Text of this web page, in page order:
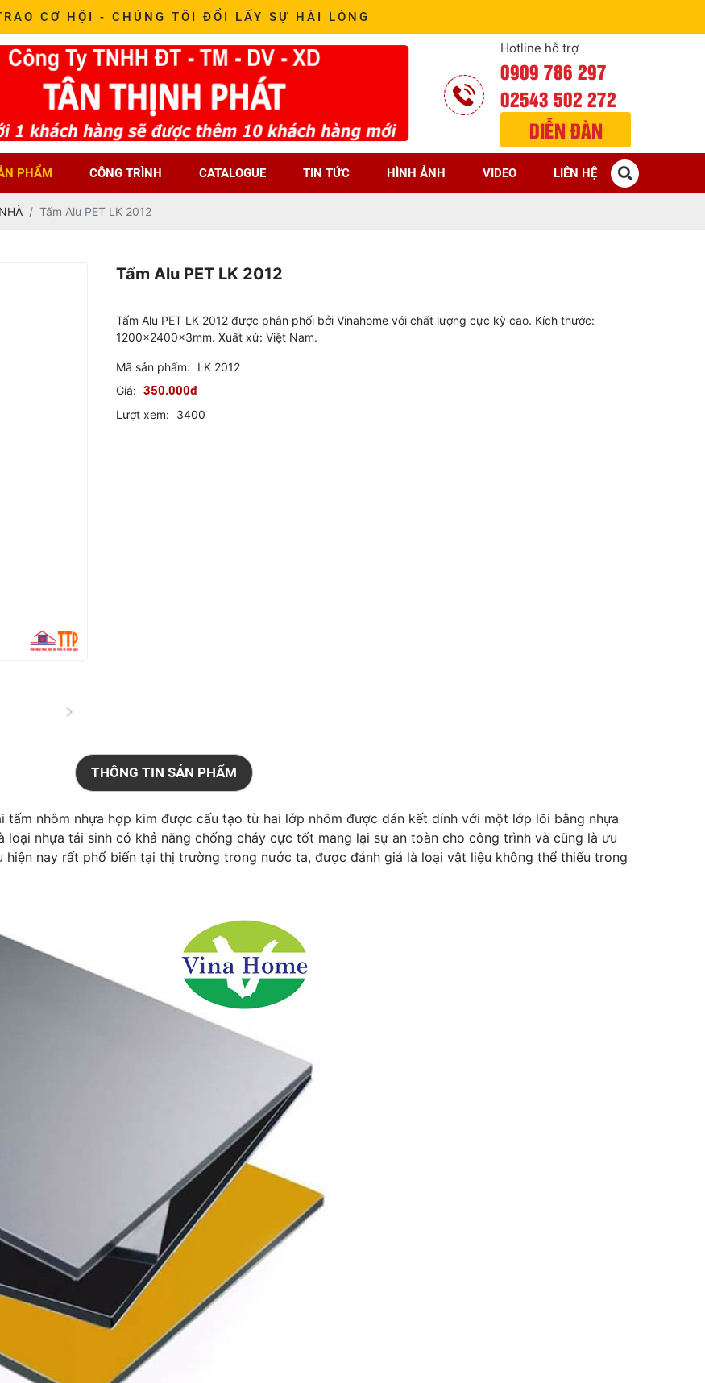
CƠ HỘI - CHÚNG TÔI ĐỔI LẤY SỰ HÀI LÒNG
Hotline hỗ trợ
0909 786 297
02543 502 272
DIỄN ĐÀN
PHẨM CÔNG TRÌNH CATALOGUE TIN TỨC HÌNH ẢNH VIDEO LIÊN HỆ
Tấm Alu PET LK 2012
Tấm Alu PET LK 2012
Tấm Alu PET LK 2012 được phân phối bởi Vinahome với chất lượng cực kỳ cao. Kích thước:
1200x2400x3mm. Xuất xứ: Việt Nam.
Mã sản phẩm:
LK 2012
Giá: 350.000đ
Lượt xem: 3400
THÔNG TIN SẢN PHẨM
tấm nhôm nhựa hợp kim được cấu tạo từ hai lớp nhôm được dán kết dính với một lớp lõi bằng nhựa
nhựa tái sinh có khả năng chống cháy cực tốt mang lại sự an toàn cho công trình và cũng là ưu
hiện nay rất phổ biến tại thị trường trong nước ta, được đánh giá là loại vật liệu không thể thiếu trong